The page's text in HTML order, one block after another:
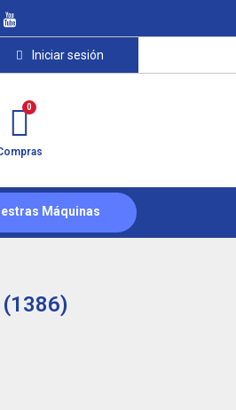
Iniciar sesión
Máquinas